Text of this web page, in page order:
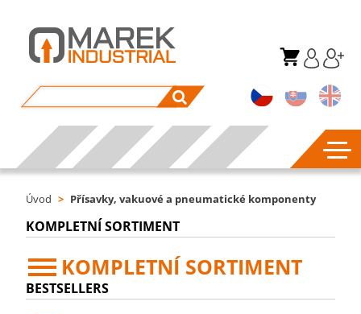
Úvod > Přísavky, vakuové a pneumatické komponenty
KOMPLETNÍ SORTIMENT
KOMPLETNÍ SORTIMENT
BESTSELLERS